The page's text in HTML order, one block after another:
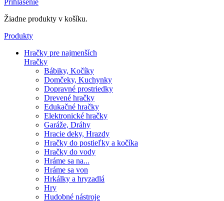
Prihlásenie
Žiadne produkty v košíku.
Produkty
Hračky pre najmenších
Hračky
Bábiky, Kočíky
Domčeky, Kuchynky
Dopravné prostriedky
Drevené hračky
Edukačné hračky
Elektronické hračky
Garáže, Dráhy
Hracie deky, Hrazdy
Hračky do postieľky a kočíka
Hračky do vody
Hráme sa na...
Hráme sa von
Hrkálky a hryzadlá
Hry
Hudobné nástroje